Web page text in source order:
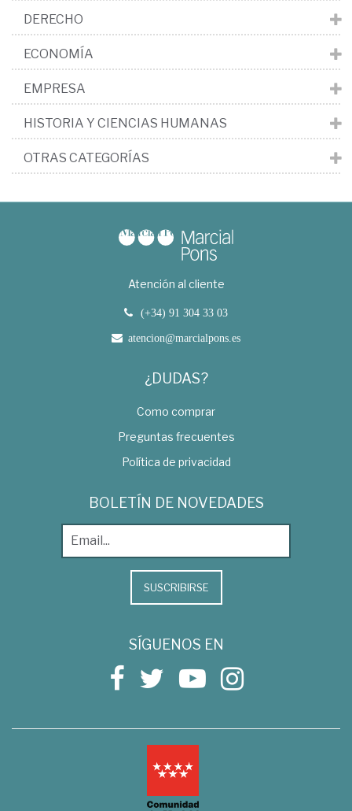
DERECHO
ECONOMÍA
EMPRESA
HISTORIA Y CIENCIAS HUMANAS
OTRAS CATEGORÍAS
Atención al cliente
(+34) 91 304 33 03
atencion@marcialpons.es
¿DUDAS?
Como comprar
Preguntas frecuentes
Política de privacidad
BOLETÍN DE NOVEDADES
SUSCRIBIRSE
SÍGUENOS EN